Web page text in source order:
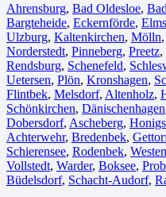
Ahrensburg, Bad Oldesloe,
Bargteheide, Eckernförde,
Ulzburg, Kaltenkirchen, Mölln,
Norderstedt, Pinneberg, Preetz,
Rendsburg, Schenefeld,
Uetersen, Plön, Kronshagen,
Flintbek, Melsdorf, Altenholz,
Schönkirchen, Dänischenhagen
Dobersdorf, Ascheberg,
Achterwehr, Bredenbek,
Schierensee, Rodenbek,
Vollstedt, Warder, Boksee,
Büdelsdorf, Schacht-Audorf,